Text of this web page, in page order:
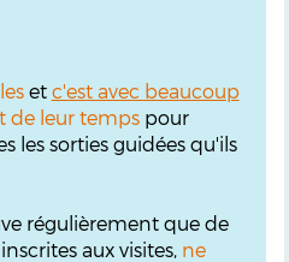
et c'est avec beaucoup
de leur tempspour
les sorties guidées qu'ils
régulièrement que de
aux visites, ne